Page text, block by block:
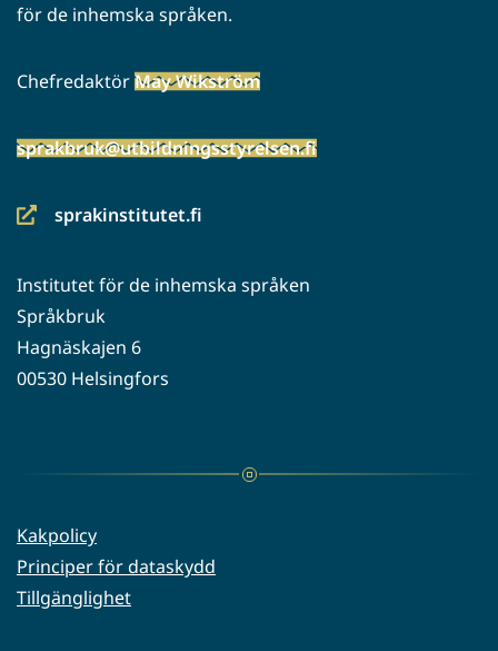
för de inhemska språken.
ChefredaktörMay Wikström
sprakbruk@utbildningsstyrelsen.fi
sprakinstitutet.fi
(siirryt
palveluun)
Institutet för de inhemska språken
Språkbruk
Hagnäskajen 6
00530 Helsingfors
Kakpolicy
Principer för dataskydd
Tillgänglighet